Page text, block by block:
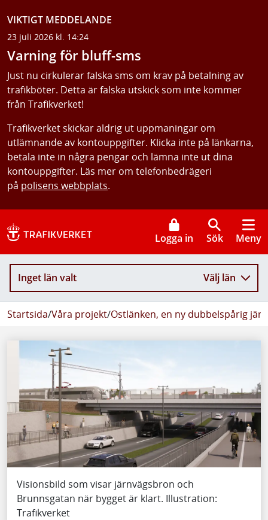
VIKTIGT MEDDELANDE
23 juli 2026 kl. 14:24
Varning för bluff-sms
Just nu cirkulerar falska sms om krav på betalning av
trafikböter. Detta är falska utskick som inte kommer
från Trafikverket!
Trafikverket skickar aldrig ut uppmaningar om
utlämnande av kontouppgifter. Klicka inte på länkarna,
betala inte in några pengar och lämna inte ut dina
kontouppgifter. Läs mer om telefonbedrägeri
på polisens webbplats.
Logga in Sök Meny
Inget län valt Välj län
Startsida/Våra projekt/Ostlänken, en ny dubbelspårig
Visionsbild som visar järnvägsbron och
Brunnsgatan när bygget är klart. Illustration:
Trafikverket